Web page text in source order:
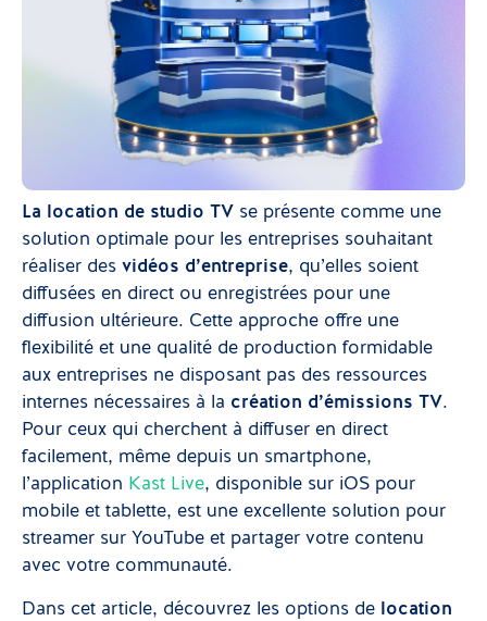
La location de studio TV se présente comme une
solution optimale pour les entreprises souhaitant
réaliser des vidéos d’entreprise, qu’elles soient
diffusées en direct ou enregistrées pour une
diffusion ultérieure. Cette approche offre une
flexibilité et une qualité de production formidable
aux entreprises ne disposant pas des ressources
internes nécessaires à la création d’émissions TV.
Pour ceux qui cherchent à diffuser en direct
facilement, même depuis un smartphone,
l’application Kast Live, disponible sur iOS pour
mobile et tablette, est une excellente solution pour
streamer sur YouTube et partager votre contenu
avec votre communauté.
Dans cet article, découvrez les options de
location